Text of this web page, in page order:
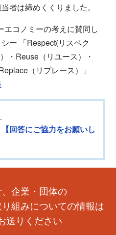
者は締めくくりました。
コノミーの考えに賛同し
ー 「Respect(リスペク
・Reuse（リユース）・
（リプレース）」
回答にご協力をお願いし
企業・団体の
組みについての情報は
送りください